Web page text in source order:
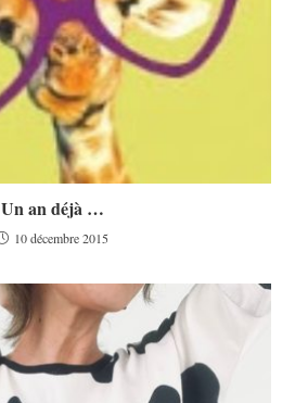
Un an déjà …
10 décembre 2015